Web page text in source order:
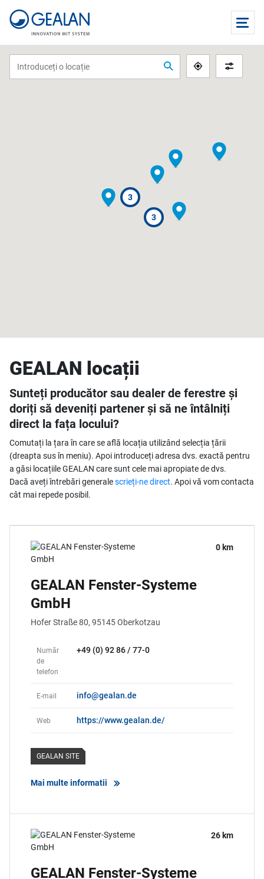
Căutați Locatia
3
3
GEALAN locații
Sunteți producător sau dealer de ferestre și
doriți să deveniți partener și să ne întâlniți
direct la fața locului?
Comutați la țara în care se află locația utilizând selecția țării
(dreapta sus în meniu). Apoi introduceți adresa dvs. exactă pentru
a găsi locațiile GEALAN care sunt cele mai apropiate de dvs.
Dacă aveți întrebări generalescrieți-ne direct. Apoi vă vom contacta
cât mai repede posibil.
0 km
GEALAN Fenster-Systeme
GmbH
Hofer Straße 80, 95145Oberkotzau
Număr
de
telefon
+49 (0) 92 86 / 77-0
E-mail info@gealan.de
Web https://www.gealan.de/
GEALAN SITE
Mai multe informatii
26 km
GEALAN Fenster-Systeme